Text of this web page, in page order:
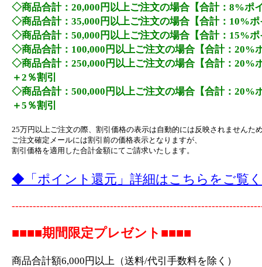
◇商品合計：20,000円以上ご注文の場合【合計：8%ポ
◇商品合計：35,000円以上ご注文の場合【合計：10%
◇商品合計：50,000円以上ご注文の場合【合計：15%
◇商品合計：100,000円以上ご注文の場合【合計：20%
◇商品合計：250,000円以上ご注文の場合【合計：20%
＋2％割引
◇商品合計：500,000円以上ご注文の場合【合計：20%
＋5％割引
25万円以上ご注文の際、割引価格の表示は自動的には反映されませんた
ご注文確定メールには割引前の価格表示となりますが、
割引価格を適用した合計金額にてご請求いたします。
◆「ポイント還元」詳細はこちらをご覧
■■■■期間限定プレゼント■■■■
商品合計額6,000円以上（送料/代引手数料を除く）